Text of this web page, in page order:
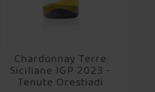
Chardonnay Terre
Siciliane IGP 2023 -
Tenute Orestiadi